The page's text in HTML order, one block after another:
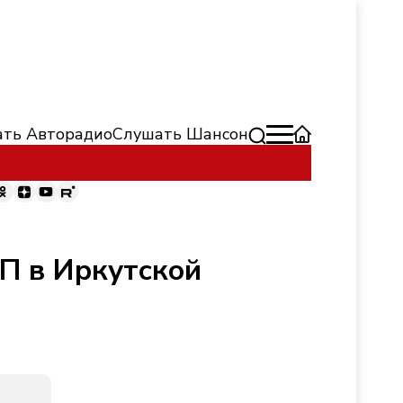
АвторадиоСлушать Шансон
в Иркутской